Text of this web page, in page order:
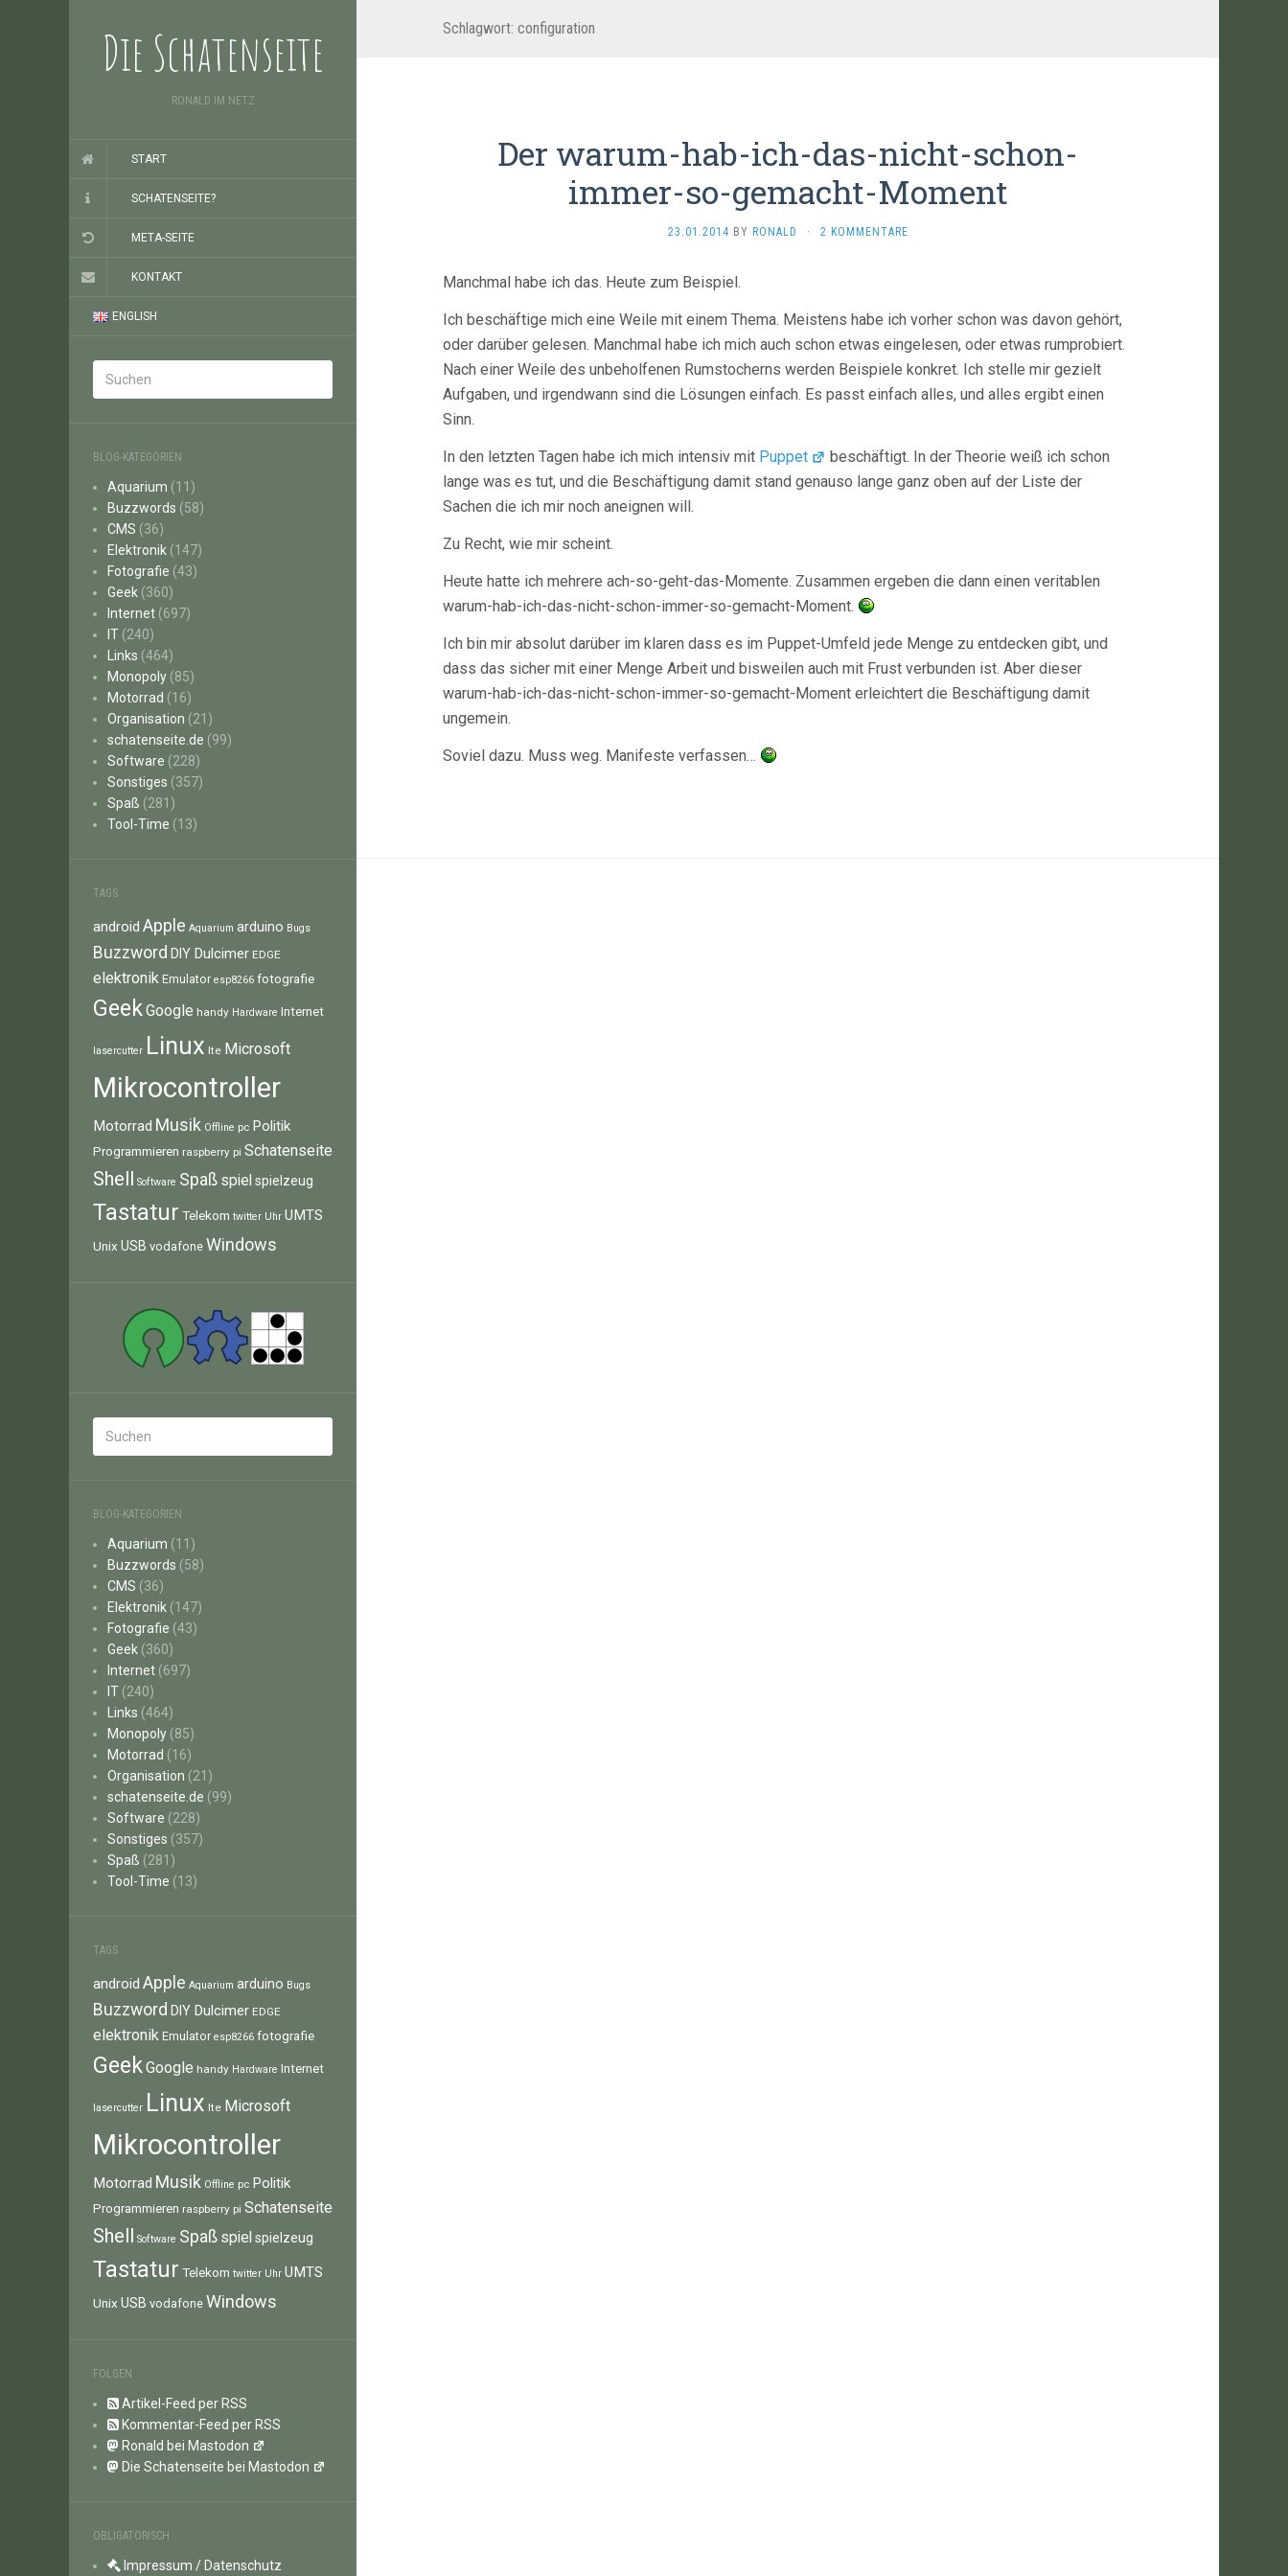
Die Schatenseite
RONALD IM NETZ
START
SCHATENSEITE?
META-SEITE
KONTAKT
ENGLISH
BLOG-KATEGORIEN
Aquarium (11)
Buzzwords (58)
CMS (36)
Elektronik (147)
Fotografie (43)
Geek (360)
Internet (697)
IT (240)
Links (464)
Monopoly (85)
Motorrad (16)
Organisation (21)
schatenseite.de (99)
Software (228)
Sonstiges (357)
Spaß (281)
Tool-Time (13)
TAGS
android Apple Aquarium arduino Bugs
Buzzword DIY Dulcimer EDGE
elektronik Emulator esp8266 fotografie
GeekGoogle handy Hardware Internet
lasercutter Linux lte Microsoft
Mikrocontroller
Motorrad Musik Offline pc Politik
Programmieren raspberry pi Schatenseite
Shell Software Spaß spiel spielzeug
Tastatur Telekom twitter Uhr UMTS
Unix USB vodafone Windows
BLOG-KATEGORIEN
Aquarium (11)
Buzzwords (58)
CMS (36)
Elektronik (147)
Fotografie (43)
Geek (360)
Internet (697)
IT (240)
Links (464)
Monopoly (85)
Motorrad (16)
Organisation (21)
schatenseite.de (99)
Software (228)
Sonstiges (357)
Spaß (281)
Tool-Time (13)
TAGS
android Apple Aquarium arduino Bugs
Buzzword DIY Dulcimer EDGE
elektronik Emulator esp8266 fotografie
GeekGoogle handy Hardware Internet
lasercutter Linux lte Microsoft
Mikrocontroller
Motorrad Musik Offline pc Politik
Programmieren raspberry pi Schatenseite
Shell Software Spaß spiel spielzeug
Tastatur Telekom twitter Uhr UMTS
Unix USB vodafone Windows
FOLGEN
Artikel-Feed per RSS
Kommentar-Feed per RSS
Ronald bei Mastodon
Die Schatenseite bei Mastodon
OBLIGATORISCH
Impressum / Datenschutz
Schlagwort: configuration
Der warum-hab-ich-das-nicht-schon-
immer-so-gemacht-Moment
23.01.2014 BY RONALD · 2 KOMMENTARE
Manchmal habe ich das. Heute zum Beispiel.
Ich beschäftige mich eine Weile mit einem Thema. Meistens habe ich vorher schon was davon gehört,
oder darüber gelesen. Manchmal habe ich mich auch schon etwas eingelesen, oder etwas rumprobiert.
Nach einer Weile des unbeholfenen Rumstocherns werden Beispiele konkret. Ich stelle mir gezielt
Aufgaben, und irgendwann sind die Lösungen einfach. Es passt einfach alles, und alles ergibt einen
Sinn.
In den letzten Tagen habe ich mich intensiv mit Puppet
beschäftigt. In der Theorie weiß ich schon
lange was es tut, und die Beschäftigung damit stand genauso lange ganz oben auf der Liste der
Sachen die ich mir noch aneignen will.
Zu Recht, wie mir scheint.
Heute hatte ich mehrere ach-so-geht-das-Momente. Zusammen ergeben die dann einen veritablen
warum-hab-ich-das-nicht-schon-immer-so-gemacht-Moment.
Ich bin mir absolut darüber im klaren dass es im Puppet-Umfeld jede Menge zu entdecken gibt, und
dass das sicher mit einer Menge Arbeit und bisweilen auch mit Frust verbunden ist. Aber dieser
warum-hab-ich-das-nicht-schon-immer-so-gemacht-Moment erleichtert die Beschäftigung damit
ungemein.
Soviel dazu. Muss weg. Manifeste verfassen…